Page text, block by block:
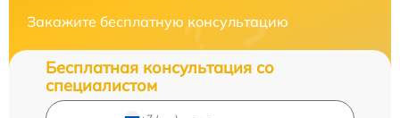
Закажите бесплатную консультацию
Бесплатная консультация со
специалистом